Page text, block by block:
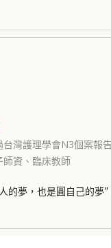
台灣護理學會N3個案報
資、臨床教師
的夢，也是圓自己的夢"